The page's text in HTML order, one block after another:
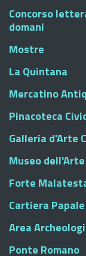
Concorso
domani
Mostre
La Quintana
Mercatino
Pinacoteca
Galleria d'Arte
Museo
Forte
Cartiera Papale
Area
Ponte Romano